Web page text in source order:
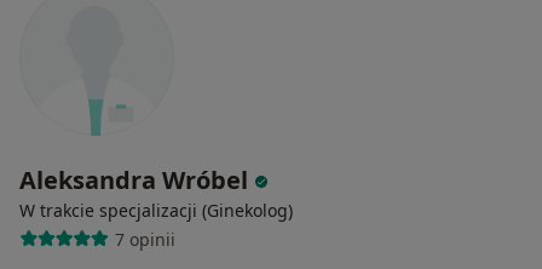
Aleksandra Wróbel
W trakcie specjalizacji (Ginekolog)
7 opinii